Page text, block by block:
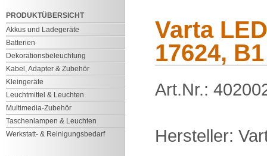
PRODUKTÜBERSICHT
Akkus und Ladegeräte
Batterien
Dekorationsbeleuchtung
Kabel, Adapter & Zubehör
Kleingeräte
Leuchtmittel & Leuchten
Multimedia-Zubehör
Taschenlampen & Leuchten
Werkstatt- & Reinigungsbedarf
Varta
17624, B1
Art.Nr.:
Hersteller: